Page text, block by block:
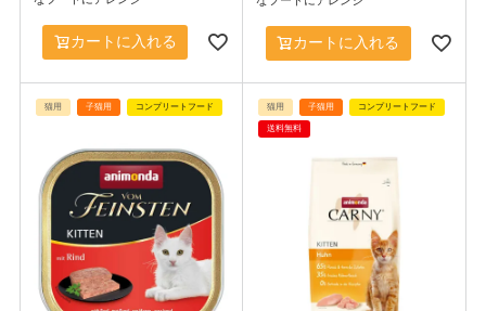
カートに入れる カートに入れる
猫用 子猫用 コンプリートフード 猫用 子猫用 コンプリートフード
送料無料